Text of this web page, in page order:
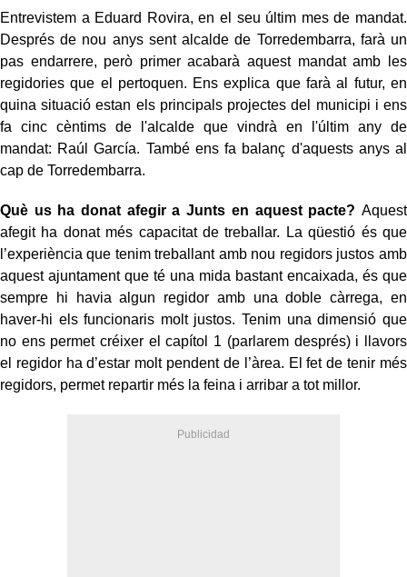
Entrevistem a Eduard Rovira, en el seu últim mes de mandat.
Després de nou anys sent alcalde de Torredembarra, farà un
pas endarrere, però primer acabarà aquest mandat amb les
regidories que el pertoquen. Ens explica que farà al futur, en
quina situació estan els principals projectes del municipi i ens
fa cinc cèntims de l'alcalde que vindrà en l'últim any de
mandat: Raúl García. També ens fa balanç d'aquests anys al
cap de Torredembarra.
Què us ha donat afegir a Junts en aquest pacte? Aquest
afegit ha donat més capacitat de treballar. La qüestió és que
l’experiència que tenim treballant amb nou regidors justos amb
aquest ajuntament que té una mida bastant encaixada, és que
sempre hi havia algun regidor amb una doble càrrega, en
haver-hi els funcionaris molt justos. Tenim una dimensió que
no ens permet créixer el capítol 1 (parlarem després) i llavors
el regidor ha d’estar molt pendent de l’àrea. El fet de tenir més
regidors, permet repartir més la feina i arribar a tot millor.